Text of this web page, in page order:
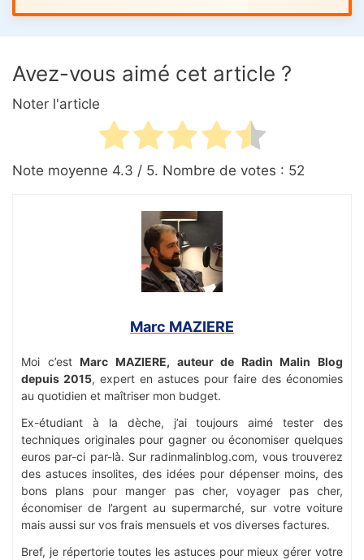
Avez-vous aimé cet article ?
Noter l'article
Note moyenne 4.3 / 5. Nombre de votes : 52
Marc MAZIERE
Moi c’estMarc MAZIERE, auteur de Radin Malin Blog
depuis 2015, expert en astuces pour faire des économies
au quotidien et maîtriser mon budget.
Ex-étudiant à la dèche, j’ai toujours aimé tester des
techniques originales pour gagner ou économiser quelques
euros par-ci par-là. Sur radinmalinblog.com, vous trouverez
des astuces insolites, des idées pour dépenser moins, des
bons plans pour manger pas cher, voyager pas cher,
économiser de l’argent au supermarché, sur votre voiture
mais aussi sur vos frais mensuels et vos diverses factures.
Bref, je répertorie toutes les astuces pour mieux gérer votre